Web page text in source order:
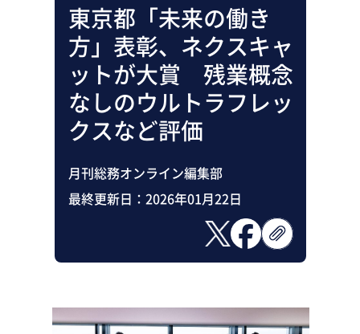
東京都「未来の働き
方」表彰、ネクスキャ
ットが大賞 残業概念
なしのウルトラフレッ
クスなど評価
月刊総務オンライン編集部
最終更新日： 2026年01月22日